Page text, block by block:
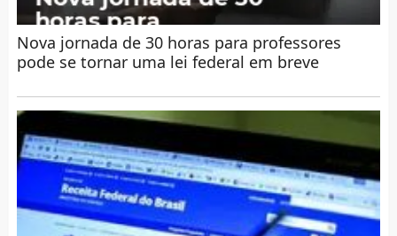
Nova jornada de 30 horas para professores
pode se tornar uma lei federal em breve